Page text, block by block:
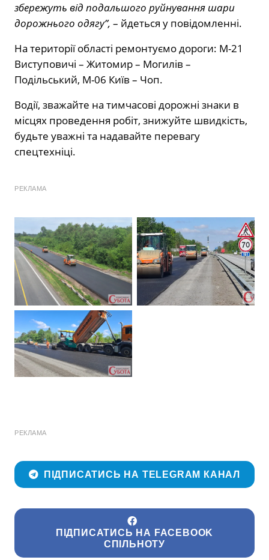
збережуть від подальшого руйнування шари
дорожнього одягу”, – йдеться у повідомленні.
На території області ремонтуємо дороги: М-21
Виступовичі – Житомир – Могилів –
Подільський, М-06 Київ – Чоп.
Водії, зважайте на тимчасові дорожні знаки в
місцях проведення робіт, знижуйте швидкість,
будьте уважні та надавайте перевагу
спецтехніці.
РЕКЛАМА
РЕКЛАМА
ПІДПИСАТИСЬ НА TELEGRAM КАНАЛ
ПІДПИСАТИСЬ НА FACEBOOK
СПІЛЬНОТУ